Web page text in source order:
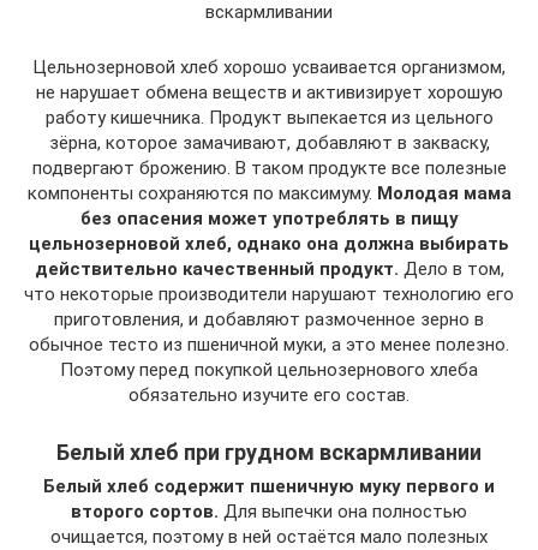
вскармливании
Цельнозерновой хлеб хорошо усваивается организмом,
не нарушает обмена веществ и активизирует хорошую
работу кишечника. Продукт выпекается из цельного
зёрна, которое замачивают, добавляют в закваску,
подвергают брожению. В таком продукте все полезные
компоненты сохраняются по максимуму. Молодая мама
без опасения может употреблять в пищу
цельнозерновой хлеб, однако она должна выбирать
действительно качественный продукт. Дело в том,
что некоторые производители нарушают технологию его
приготовления, и добавляют размоченное зерно в
обычное тесто из пшеничной муки, а это менее полезно.
Поэтому перед покупкой цельнозернового хлеба
обязательно изучите его состав.
Белый хлеб при грудном вскармливании
Белый хлеб содержит пшеничную муку первого и
второго сортов. Для выпечки она полностью
очищается, поэтому в ней остаётся мало полезных